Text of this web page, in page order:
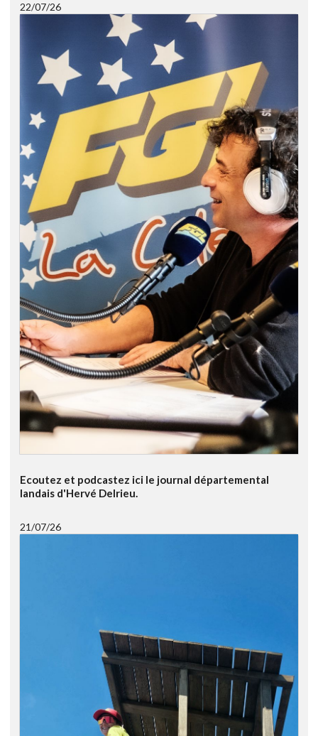
22/07/26
Ecoutez et podcastez ici le journal départemental
landais d'Hervé Delrieu.
21/07/26